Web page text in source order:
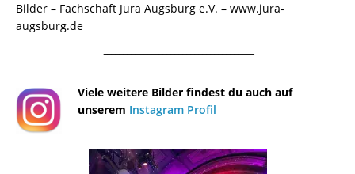
Bilder – Fachschaft Jura Augsburg e.V. – www.jura-
augsburg.de
¯¯¯¯¯¯¯¯¯¯¯¯¯¯¯¯¯¯¯¯¯¯¯¯¯¯¯¯¯¯¯¯¯¯¯¯¯¯
Viele weitere Bilder findest du auch auf
unserem Instagram Profil